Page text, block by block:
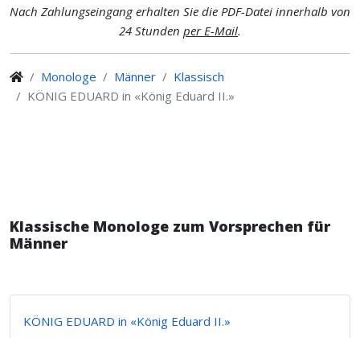
Nach Zahlungseingang erhalten Sie die PDF-Datei innerhalb von
24 Stunden per E-Mail.
Monologe Männer
Klassisch
KÖNIG EDUARD in «König Eduard II.»
Klassische Monologe zum Vorsprechen für
Männer
KÖNIG EDUARD in «König Eduard II.»